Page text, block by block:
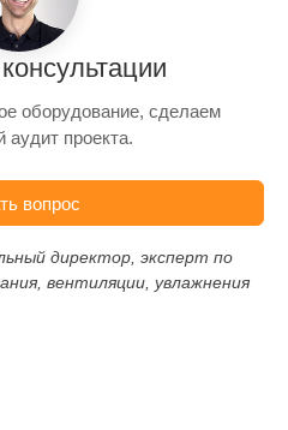
оборудование, сделаем
аудит проекта.
вопрос
директор, эксперт по
вентиляции, увлажнения